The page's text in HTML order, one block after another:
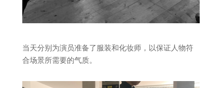
当天分别为演员准备了服装和化妆师，以保证人物符
合场景所需要的气质。